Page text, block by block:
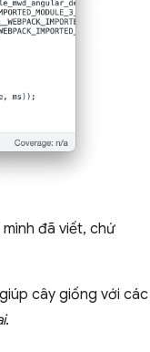
đã viết, chứ
cây giống với các
.